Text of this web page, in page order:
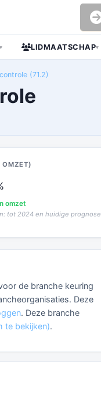
▾ LIDMAATSCHAP▾
(71.2)
OMZET)
omzet
tot 2024 en huidige prognose
de branche keuring
Deze
. Deze branche
te bekijken).